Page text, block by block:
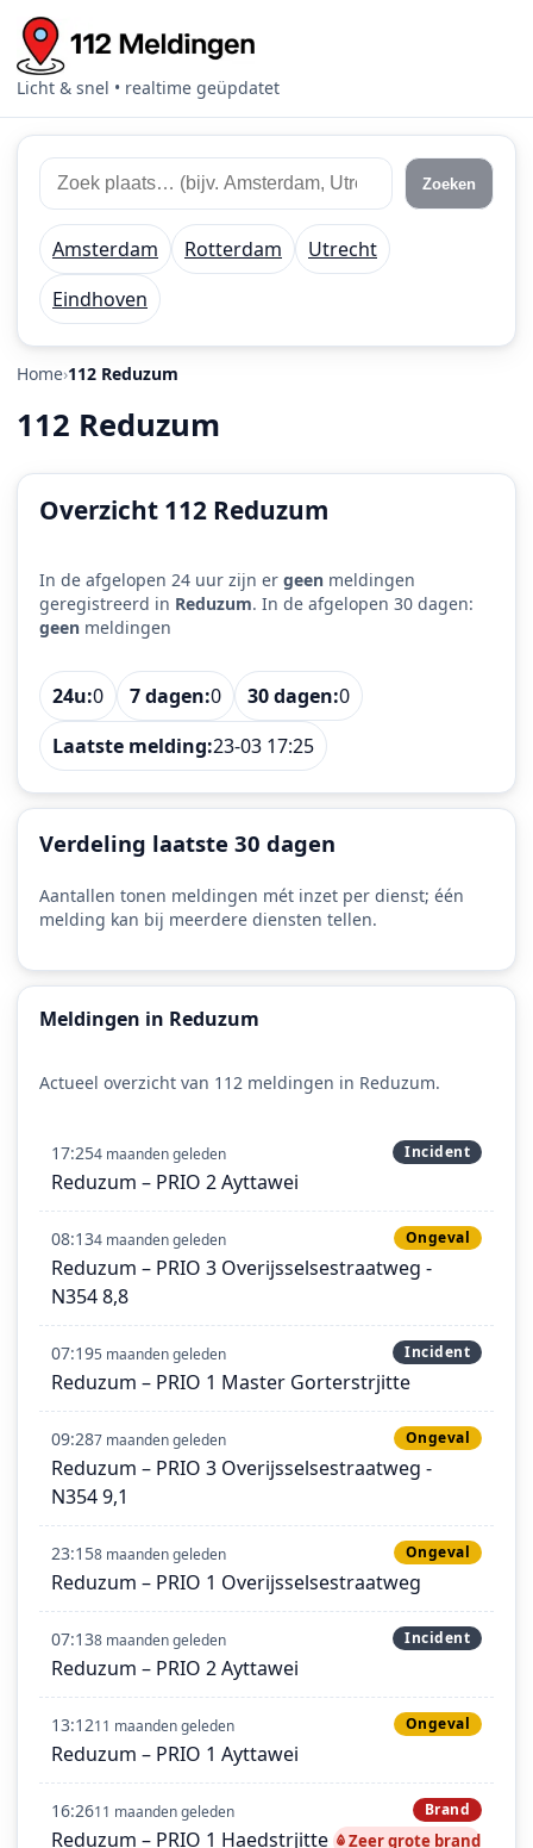
Licht & snel • realtime geüpdatet
Zoek
112
meldingen
Zoek
plaats
of
regio
Zoeken
Amsterdam Rotterdam
Utrecht
Eindhoven
Home 112 Reduzum
112 Reduzum
Overzicht 112 Reduzum
In de afgelopen 24 uur zijn er geen meldingen
geregistreerd in Reduzum. In de afgelopen 30 dagen:
geen meldingen
24u:0 7 dagen:0 30 dagen:0
Laatste melding:23-03 17:25
Verdeling laatste 30 dagen
Aantallen tonen meldingen mét inzet per dienst; één
melding kan bij meerdere diensten tellen.
Meldingen in Reduzum
Actueel overzicht van 112 meldingen in Reduzum.
17:254 maanden geleden Incident
Reduzum – PRIO 2 Ayttawei
08:134 maanden geleden Ongeval
Reduzum – PRIO 3 Overijsselsestraatweg -
N354 8,8
07:195 maanden geleden Incident
Reduzum – PRIO 1 Master Gorterstrjitte
09:287 maanden geleden Ongeval
Reduzum – PRIO 3 Overijsselsestraatweg -
N354 9,1
23:158 maanden geleden Ongeval
Reduzum – PRIO 1 Overijsselsestraatweg
07:138 maanden geleden Incident
Reduzum – PRIO 2 Ayttawei
13:1211 maanden geleden Ongeval
Reduzum – PRIO 1 Ayttawei
16:2611 maanden geleden Brand
Reduzum – PRIO 1 Haedstrjitte Zeer grote brand